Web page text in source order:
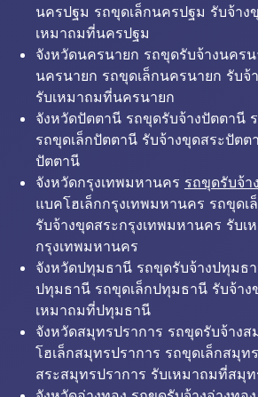
นครปฐม รถขุดเล็กนครปฐม รับจ้าง
เหมาถมที่นครปฐม
จังหวัดนครนายก รถขุดรับจ้างนคร
นครนายก รถขุดเล็กนครนายก รับจ้
รับเหมาถมที่นครนายก
จังหวัดปัตตานี รถขุดรับจ้างปัตตานี
รถขุดเล็กปัตตานี รับจ้างขุดสระปัตต
ปัตตานี
จังหวัดกรุงเทพมหานคร รถขุดรับจ้า
แบคโฮเล็กกรุงเทพมหานคร รถขุดเ
รับจ้างขุดสระกรุงเทพมหานคร รับเ
กรุงเทพมหานคร
จังหวัดปทุมธานี รถขุดรับจ้างปทุมธ
ปทุมธานี รถขุดเล็กปทุมธานี รับจ้า
เหมาถมที่ปทุมธานี
จังหวัดสมุทรปราการ รถขุดรับจ้าง
โฮเล็กสมุทรปราการ รถขุดเล็กสมุท
สระสมุทรปราการ รับเหมาถมที่สมุท